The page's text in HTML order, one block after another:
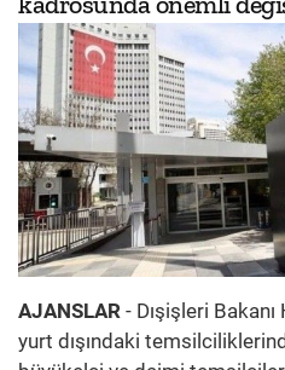
AJANSLAR - Dışişleri
yurt dışındaki